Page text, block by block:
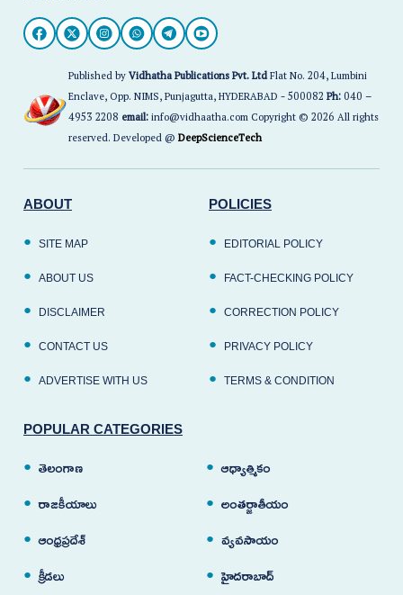
Published byVidhatha Publications Pvt. LtdFlat No. 204, Lumbini
Enclave, Opp. NIMS, Punjagutta, HYDERABAD - 500082Ph:040 –
4953 2208 email:info@vidhaatha.com Copyright © 2026 All rights
reserved. Developed @DeepScienceTech
ABOUT
SITE MAP
ABOUT US
DISCLAIMER
CONTACT US
ADVERTISE WITH US
POLICIES
EDITORIAL POLICY
FACT-CHECKING POLICY
CORRECTION POLICY
PRIVACY POLICY
TERMS & CONDITION
POPULAR CATEGORIES
తెలంగాణ ఆధ్యాత్మికం
రాజకీయాలు అంతర్జాతీయం
ఆంధ్రప్రదేశ్ వ్యవసాయం
క్రీడలు హైదరాబాద్